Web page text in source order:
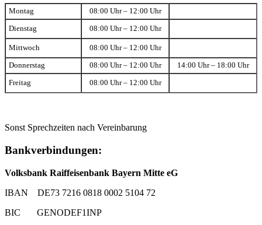
Montag 08:00 Uhr – 12:00 Uhr
Dienstag 08:00 Uhr – 12:00 Uhr
Mittwoch 08:00 Uhr – 12:00 Uhr
Donnerstag 08:00 Uhr – 12:00 Uhr 14:00 Uhr – 18:00 Uhr
Freitag 08:00 Uhr – 12:00 Uhr
Sonst Sprechzeiten nach Vereinbarung
Bankverbindungen:
Volksbank Raiffeisenbank Bayern Mitte eG
IBAN DE73 7216 0818 0002 5104 72
BIC GENODEF1INP